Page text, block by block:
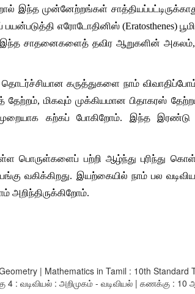
இந்த முன்னேற்றங்கள்
எரோடோதினிஸ் (Eratosthenes)
சாதனைகளைத் தவிர ஆறுகளின்
தொடர்ச்சியான கருத்துகளை நாம்
மிகவும் முக்கியமான பிதாகரஸ்
முறையாக கற்கப் போகிறோம். இந்த
பொருள்களைப் பற்றி ஆழ்ந்து புரிந்து
பங்கு வகிக்கிறது. இயற்கையில் நாம் பல
அறிந்திருக்கிறோம்.
| Mathematics in Tamil : 10th
: வடிவியல் : அறிமுகம் - வடிவியல் | கணக்கு : 10